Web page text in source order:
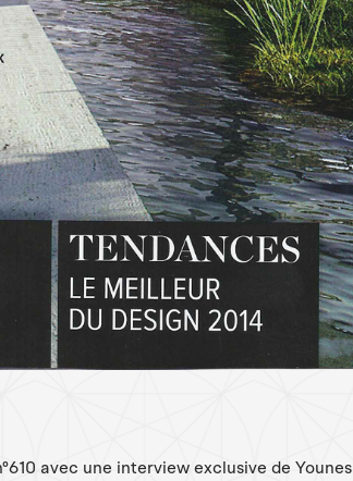
avec une interview exclusive de Younes